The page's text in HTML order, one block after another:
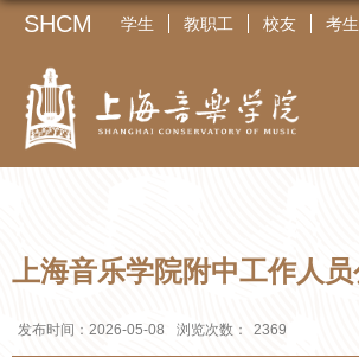
SHCM 学生 教职工 校友 考生
上海音乐学院附中工作人员
发布时间：2026-05-08 浏览次数： 2369